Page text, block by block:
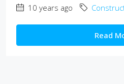
10 years ago
Read